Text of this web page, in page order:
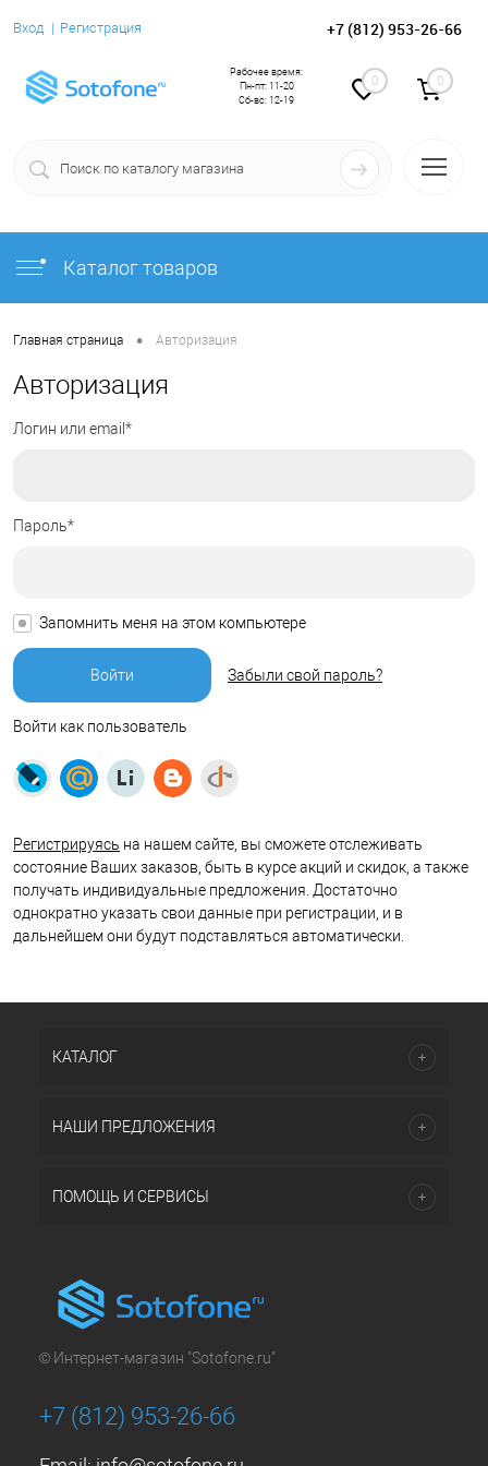
Вход Регистрация +7 (812) 953-26-66
0 0
Рабочее время:
Пн-пт: 11-20
Сб-вс: 12-19
Каталог товаров
Главная страница • Авторизация
Авторизация
Логин или email*
Пароль*
Запомнить меня на этом компьютере
Забыли свой пароль?
Войти как пользователь
Регистрируясь на нашем сайте, вы сможете отслеживать
состояние Ваших заказов, быть в курсе акций и скидок, а также
получать индивидуальные предложения. Достаточно
однократно указать свои данные при регистрации, и в
дальнейшем они будут подставляться автоматически.
КАТАЛОГ
НАШИ ПРЕДЛОЖЕНИЯ
ПОМОЩЬ И СЕРВИСЫ
© Интернет-магазин "Sotofone.ru"
+7 (812) 953-26-66